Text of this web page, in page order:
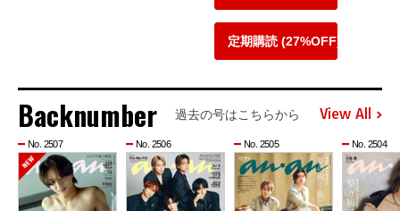
定期購読 (27%OFF)
Backnumber 過去の号はこちらから View All
No. 2507 No. 2506 No. 2505 No. 2504